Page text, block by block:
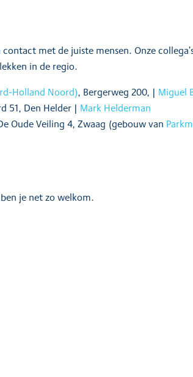
met de juiste mensen. Onze
in de regio.
Holland Noord), Bergerweg 200, | Miguel
51, Den Helder | Mark Helderman
Oude Veiling 4, Zwaag (gebouw van
je net zo welkom.